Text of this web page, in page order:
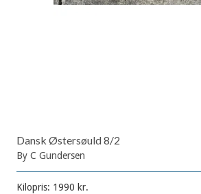
Dansk Østersøuld 8/2
By C Gundersen
Kilopris: 1990 kr.